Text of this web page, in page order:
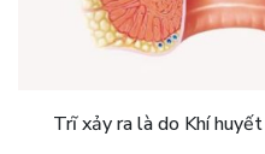
Trĩ xảy ra là do Khí